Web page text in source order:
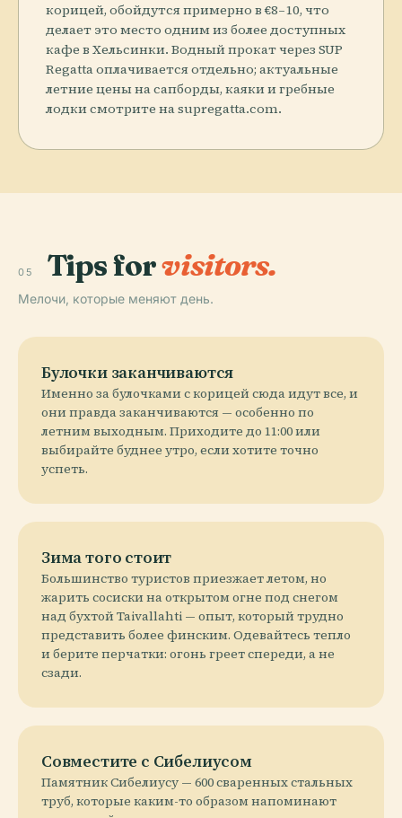
корицей, обойдутся примерно в €8–10, что
делает это место одним из более доступных
кафе в Хельсинки. Водный прокат через SUP
Regatta оплачивается отдельно; актуальные
летние цены на сапборды, каяки и гребные
лодки смотрите на supregatta.com.
05 Tips forvisitors.
Мелочи, которые меняют день.
Булочки заканчиваются
Именно за булочками с корицей сюда идут все, и
они правда заканчиваются — особенно по
летним выходным. Приходите до 11:00 или
выбирайте буднее утро, если хотите точно
успеть.
Зима того стоит
Большинство туристов приезжает летом, но
жарить сосиски на открытом огне под снегом
над бухтой Taivallahti — опыт, который трудно
представить более финским. Одевайтесь тепло
и берите перчатки: огонь греет спереди, а не
сзади.
Совместите с Сибелиусом
Памятник Сибелиусу — 600 сваренных стальных
труб, которые каким-то образом напоминают